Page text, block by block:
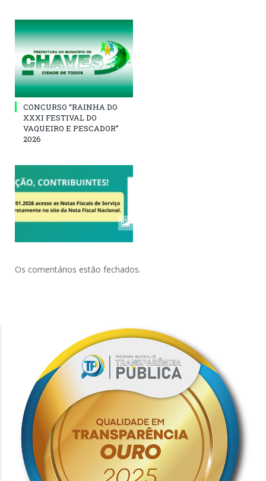
CONCURSO “RAINHA DO
XXXI FESTIVAL DO
VAQUEIRO E PESCADOR”
2026
Os comentários estão fechados.